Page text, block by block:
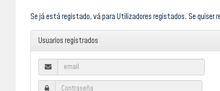
Se já está registado, vá para Utilizadores registados. Se quiser
Usuarios registrados